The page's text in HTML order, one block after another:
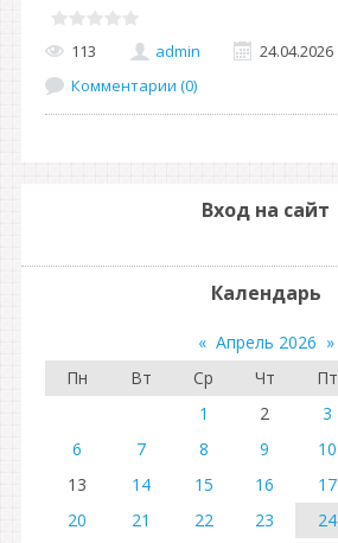
113 admin
24.04.2026
Комментарии (0)
Вход на сайт
Календарь
« Апрель 2026 »
Пн
Вт Ср Чт Пт
1
2 3
6
7 8 9 10
13
14 15 16 17
20
21 22 23 24